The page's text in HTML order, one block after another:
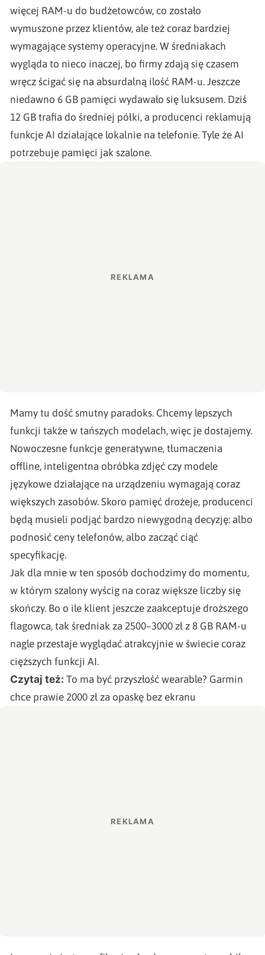
więcej RAM-u do budżetowców, co zostało
wymuszone przez klientów, ale też coraz bardziej
wymagające systemy operacyjne. W średniakach
wygląda to nieco inaczej, bo firmy zdają się czasem
wręcz ścigać się na absurdalną ilość RAM-u. Jeszcze
niedawno 6 GB pamięci wydawało się luksusem. Dziś
12 GB trafia do średniej półki, a producenci reklamują
funkcje AI działające lokalnie na telefonie. Tyle że AI
potrzebuje pamięci jak szalone.
Mamy tu dość smutny paradoks. Chcemy lepszych
funkcji także w tańszych modelach, więc je dostajemy.
Nowoczesne funkcje generatywne, tłumaczenia
offline, inteligentna obróbka zdjęć czy modele
językowe działające na urządzeniu wymagają coraz
większych zasobów. Skoro pamięć drożeje, producenci
będą musieli podjąć bardzo niewygodną decyzję: albo
podnosić ceny telefonów, albo zacząć ciąć
specyfikację.
Jak dla mnie w ten sposób dochodzimy do momentu,
w którym szalony wyścig na coraz większe liczby się
skończy. Bo o ile klient jeszcze zaakceptuje droższego
flagowca, tak średniak za 2500–3000 zł z 8 GB RAM-u
nagle przestaje wyglądać atrakcyjnie w świecie coraz
cięższych funkcji AI.
Czytaj też:To ma być przyszłość wearable? Garmin
chce prawie 2000 zł za opaskę bez ekranu